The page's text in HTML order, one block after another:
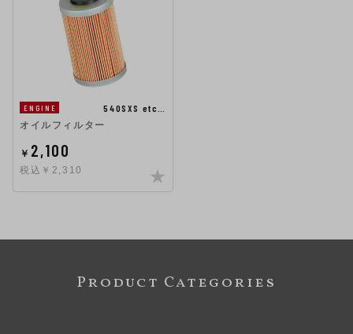
ENGINE
540SXS etc…
オイルフィルター
￥ 2,100
税込￥2,310
Product Categories